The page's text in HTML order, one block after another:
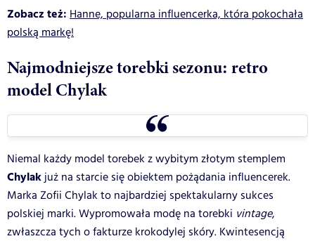
Zobacz też: Hanne, popularna influencerka, która pokochała
polską markę!
Najmodniejsze torebki sezonu: retro
model Chylak
Niemal każdy model torebek z wybitym złotym stemplem
Chylakjuż na starcie się obiektem pożądania influencerek.
Marka Zofii Chylak to najbardziej spektakularny sukces
polskiej marki. Wypromowała modę na torebki vintage,
zwłaszcza tych o fakturze krokodylej skóry. Kwintesencją